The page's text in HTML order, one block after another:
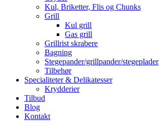
Kul, Briketter, Flis og Chunks
Grill
Kul grill
Gas grill
Grillrist skrabere
Bagning
Stegepander/grillpander/stegeplader
Tilbehør
Specialiteter & Delikatesser
Krydderier
Tilbud
Blog
Kontakt